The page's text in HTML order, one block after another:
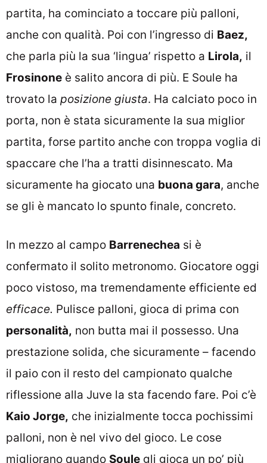
partita, ha cominciato a toccare più palloni,
anche con qualità. Poi con l’ingresso di Baez,
che parla più la sua ‘lingua’ rispetto a Lirola, il
Frosinone è salito ancora di più. E Soule ha
trovato la posizione giusta. Ha calciato poco in
porta, non è stata sicuramente la sua miglior
partita, forse partito anche con troppa voglia di
spaccare che l’ha a tratti disinnescato. Ma
sicuramente ha giocato una buona gara, anche
se gli è mancato lo spunto finale, concreto.
In mezzo al campo Barrenechea si è
confermato il solito metronomo. Giocatore oggi
poco vistoso, ma tremendamente efficiente ed
efficace. Pulisce palloni, gioca di prima con
personalità, non butta mai il possesso. Una
prestazione solida, che sicuramente – facendo
il paio con il resto del campionato qualche
riflessione alla Juve la sta facendo fare. Poi c’è
Kaio Jorge, che inizialmente tocca pochissimi
palloni, non è nel vivo del gioco. Le cose
migliorano quando Soule gli gioca un po’ più